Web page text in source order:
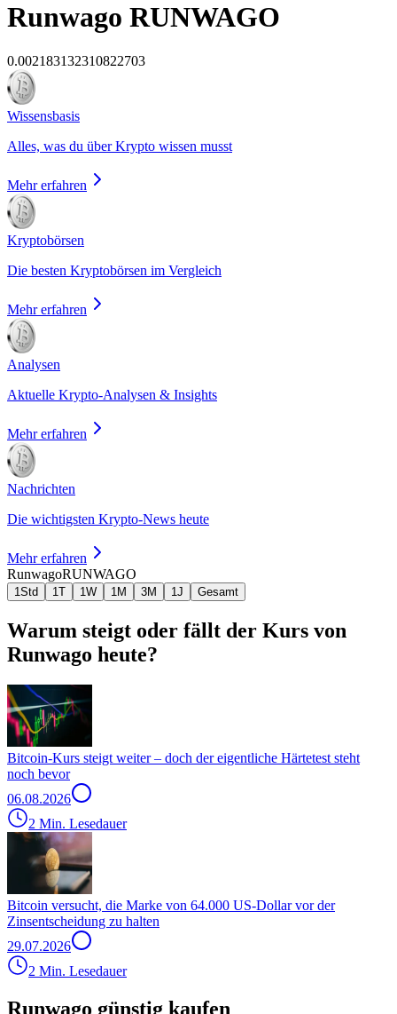
Runwago RUNWAGO
0.002183132310822703
Wissensbasis
Alles, was du über Krypto wissen musst
Mehr erfahren
Kryptobörsen
Die besten Kryptobörsen im Vergleich
Mehr erfahren
Analysen
Aktuelle Krypto-Analysen & Insights
Mehr erfahren
Nachrichten
Die wichtigsten Krypto-News heute
Mehr erfahren
RunwagoRUNWAGO
1Std 1T 1W 1M 3M 1J Gesamt
Warum steigt oder fällt der Kurs von
Runwago heute?
Bitcoin-Kurs steigt weiter – doch der eigentliche Härtetest steht
noch bevor
06.08.2026
2 Min. Lesedauer
Bitcoin versucht, die Marke von 64.000 US-Dollar vor der
Zinsentscheidung zu halten
29.07.2026
2 Min. Lesedauer
Runwago günstig kaufen